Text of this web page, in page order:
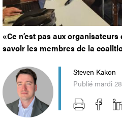
«Ce n’est pas aux
savoir les membres de la
Steven Kakon
Publié mardi